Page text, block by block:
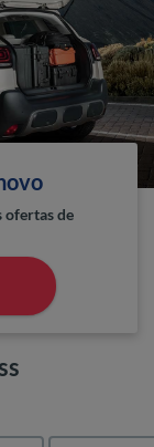
ofertas de